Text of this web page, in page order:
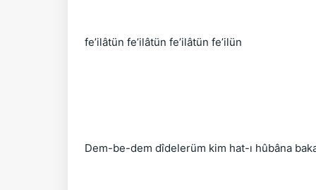
fe’ilâtün fe’ilâtün fe’ilâtün fe’ilün
Dem-be-dem dîdelerüm kim hat-ı hûbâna